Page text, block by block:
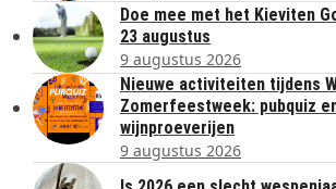
Doe mee met het Kieviten
23 augustus
9 augustus 2026
Nieuwe activiteiten tijdens
Zomerfeestweek: pubquiz
wijnproeverijen
9 augustus 2026